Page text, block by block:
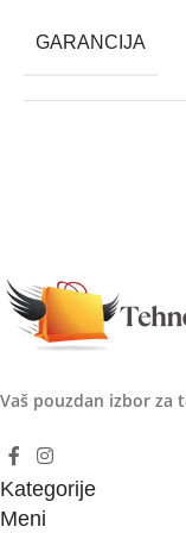
GARANCIJA
Vaš pouzdan izbor za
Kategorije
Meni